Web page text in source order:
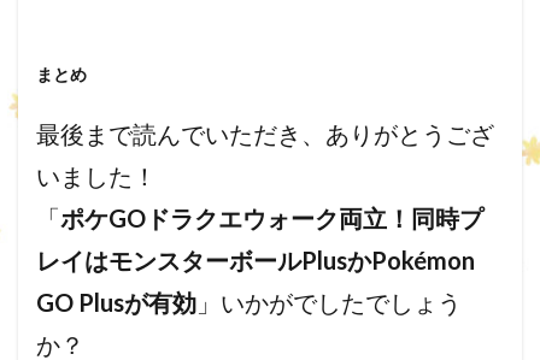
まとめ
最後まで読んでいただき、ありがとうござ
いました！
「ポケGOドラクエウォーク両立！同時プ
レイはモンスターボールPlusかPokémon
GO Plusが有効 」いかがでしたでしょう
か？